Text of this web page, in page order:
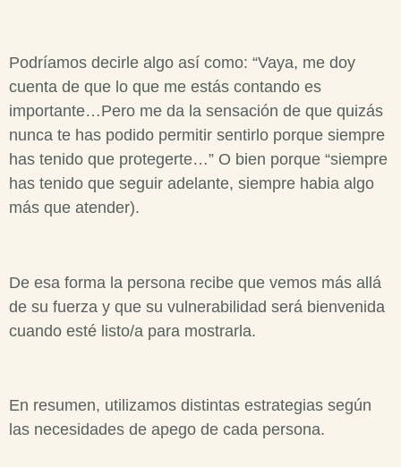
Podríamos decirle algo así como: “Vaya, me doy
cuenta de que lo que me estás contando es
importante…Pero me da la sensación de que quizás
nunca te has podido permitir sentirlo porque siempre
has tenido que protegerte…” O bien porque “siempre
has tenido que seguir adelante, siempre habia algo
más que atender).
De esa forma la persona recibe que vemos más allá
de su fuerza y que su vulnerabilidad será bienvenida
cuando esté listo/a para mostrarla.
En resumen, utilizamos distintas estrategias según
las necesidades de apego de cada persona.